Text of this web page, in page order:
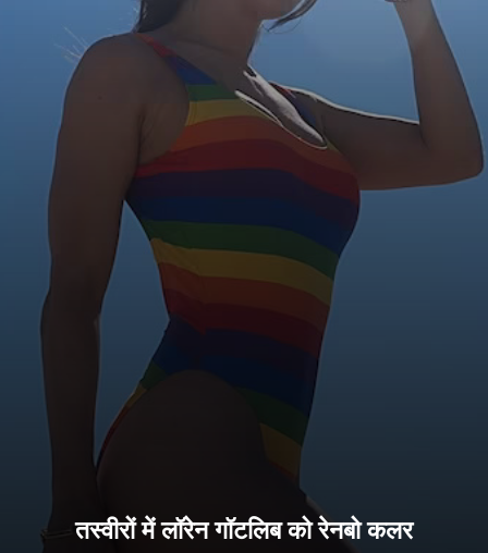
तस्वीरों में लॉरेन गॉटलिब को रेनबो कलर